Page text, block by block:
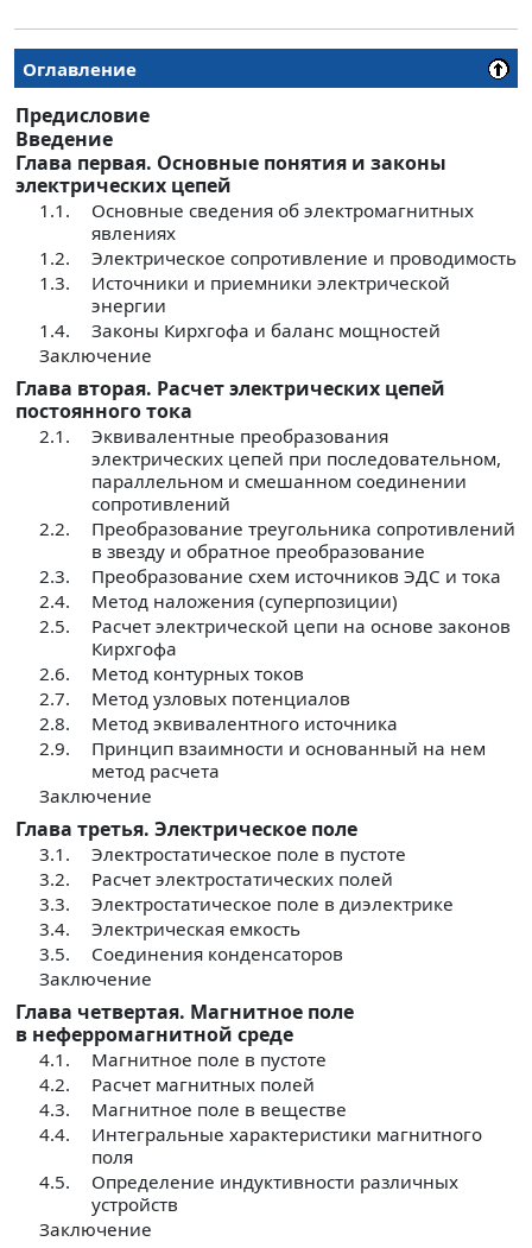
Оглавление
Предисловие
Введение
Глава первая. Основные понятия и законы
электрических цепей
1.1.
Основные сведения об электромагнитных
явлениях
1.2.
Электрическое сопротивление и проводимость
1.3.
Источники и приемники электрической
энергии
1.4.
Законы Кирхгофа и баланс мощностей
Заключение
Глава вторая. Расчет электрических цепей
постоянного тока
2.1.
Эквивалентные преобразования
электрических цепей при последовательном,
параллельном и смешанном соединении
сопротивлений
2.2.
Преобразование треугольника сопротивлений
в звезду и обратное преобразование
2.3.
Преобразование схем источников ЭДС и тока
2.4.
Метод наложения (суперпозиции)
2.5.
Расчет электрической цепи на основе законов
Кирхгофа
2.6.
Метод контурных токов
2.7.
Метод узловых потенциалов
2.8.
Метод эквивалентного источника
2.9.
Принцип взаимности и основанный на нем
метод расчета
Заключение
Глава третья. Электрическое поле
3.1.
Электростатическое поле в пустоте
3.2.
Расчет электростатических полей
3.3.
Электростатическое поле в диэлектрике
3.4.
Электрическая емкость
3.5.
Соединения конденсаторов
Заключение
Глава четвертая. Магнитное поле
в неферромагнитной среде
4.1.
Магнитное поле в пустоте
4.2.
Расчет магнитных полей
4.3.
Магнитное поле в веществе
4.4.
Интегральные характеристики магнитного
поля
4.5.
Определение индуктивности различных
устройств
Заключение